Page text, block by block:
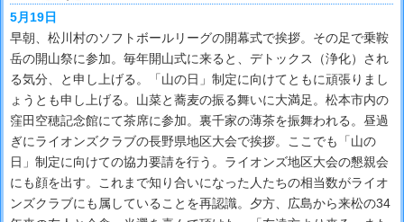
5月19日
早朝、松川村のソフトボールリーグの開幕式で挨拶。その足で乗鞍
岳の開山祭に参加。毎年開山式に来ると、デトックス（浄化）され
る気分、と申し上げる。「山の日」制定に向けてともに頑張りまし
ょうとも申し上げる。山菜と蕎麦の振る舞いに大満足。松本市内の
窪田空穂記念館にて茶席に参加。裏千家の薄茶を振舞われる。昼過
ぎにライオンズクラブの長野県地区大会で挨拶。ここでも「山の
日」制定に向けての協力要請を行う。ライオンズ地区大会の懇親会
にも顔を出す。これまで知り合いになった人たちの相当数がライオ
ンズクラブにも属していることを再認識。夕方、広島から来松の34